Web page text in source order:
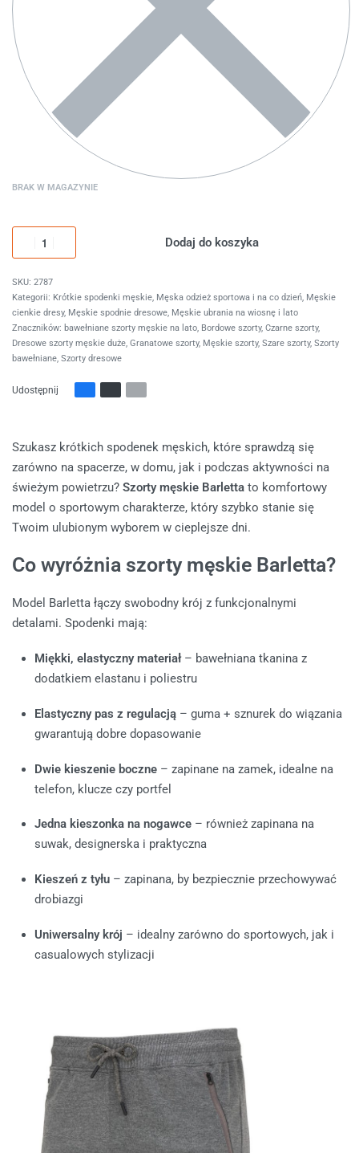
BRAK W MAGAZYNIE
Dodaj do koszyka
2787
Kategorii: Krótkie spodenki męskie, Męska odzież sportowa i na co dzień, Męskie
cienkie dresy, Męskie spodnie dresowe, Męskie ubrania na wiosnę i lato
Znaczników: bawełniane szorty męskie na lato, Bordowe szorty, Czarne szorty,
Dresowe szorty męskie duże, Granatowe szorty, Męskie szorty, Szare szorty, Szorty
bawełniane, Szorty dresowe
Udostępnij
Szukasz krótkich spodenek męskich, które sprawdzą się
zarówno na spacerze, w domu, jak i podczas aktywności na
świeżym powietrzu? Szorty męskie Barletta to komfortowy
model o sportowym charakterze, który szybko stanie się
Twoim ulubionym wyborem w cieplejsze dni.
Co wyróżnia szorty męskie Barletta?
Model Barletta łączy swobodny krój z funkcjonalnymi
detalami. Spodenki mają:
Miękki, elastyczny materiał– bawełniana tkanina z
dodatkiem elastanu i poliestru
Elastyczny pas z regulacją – guma + sznurek do wiązania
gwarantują dobre dopasowanie
Dwie kieszenie boczne – zapinane na zamek, idealne na
telefon, klucze czy portfel
Jedna kieszonka na nogawce – również zapinana na
suwak, designerska i praktyczna
Kieszeń z tyłu – zapinana, by bezpiecznie przechowywać
drobiazgi
Uniwersalny krój – idealny zarówno do sportowych, jak i
casualowych stylizacji